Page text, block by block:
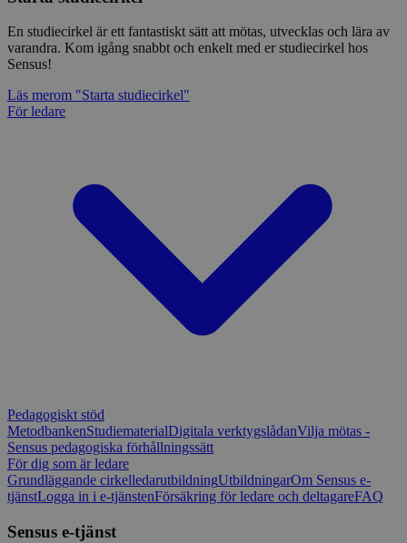
En studiecirkel är ett fantastiskt sätt att mötas, utvecklas och lära av
varandra. Kom igång snabbt och enkelt med er studiecirkel hos
Sensus!
Läs merom "Starta studiecirkel"
För ledare
Pedagogiskt stöd
MetodbankenStudiematerialDigitala verktygslådanVilja mötas -
Sensus pedagogiska förhållningssätt
För dig som är ledare
Grundläggande cirkelledarutbildningUtbildningarOm Sensus e-
tjänstLogga in i e-tjänstenFörsäkring för ledare och deltagareFAQ
Sensus e-tjänst